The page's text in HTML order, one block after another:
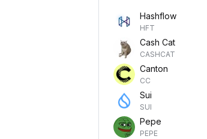
Hashflow
HFT
Cash Cat
CASHCAT
Canton
CC
Sui
SUI
Pepe
PEPE